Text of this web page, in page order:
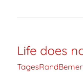
Life does